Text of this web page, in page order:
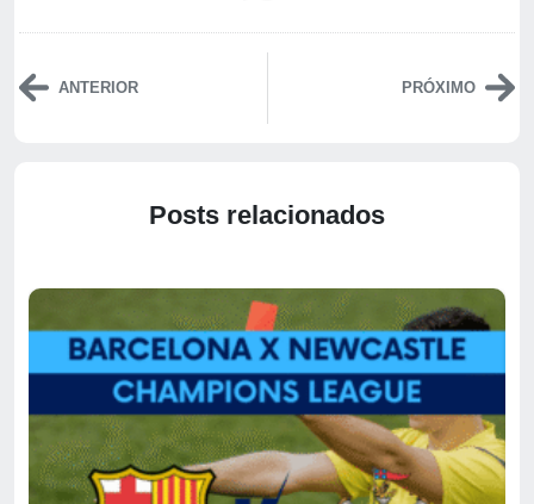
ANTERIOR PRÓXIMO
Posts relacionados